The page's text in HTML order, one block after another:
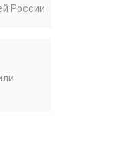
России